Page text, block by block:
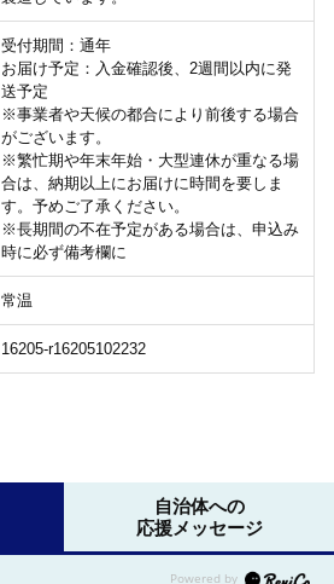
受付期間：通年
お届け予定：入金確認後、2週間以内に発
送予定
※事業者や天候の都合により前後する場合
がございます。
※繁忙期や年末年始・大型連休が重なる場
合は、納期以上にお届けに時間を要しま
す。予めご了承ください。
※長期間の不在予定がある場合は、申込み
時に必ず備考欄に
常温
16205-r16205102232
自治体への
応援メッセージ